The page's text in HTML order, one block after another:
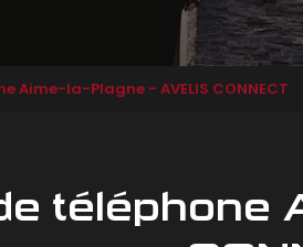
Aime-la-Plagne - AVELIS CONNECT
téléphone